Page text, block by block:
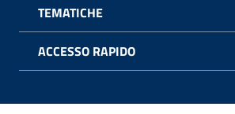
TEMATICHE
ACCESSO RAPIDO